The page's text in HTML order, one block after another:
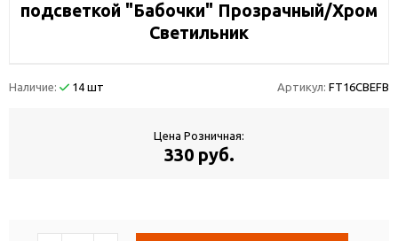
подсветкой "Бабочки" Прозрачный/Хром
Светильник
Наличие: 14 шт Артикул: FT16CBEFB
Цена Розничная:
330 руб.